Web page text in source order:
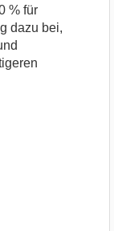
% für
dazu bei,